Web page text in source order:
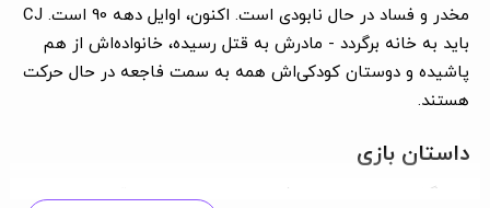
مخدر و فساد در حال نابودی است. اکنون، اوایل دهه 90 است. CJ
باید به خانه برگردد - مادرش به قتل رسیده، خانواده‌اش از هم
پاشیده و دوستان کودکی‌اش همه به سمت فاجعه در حال حرکت
هستند.
داستان بازی
با بازگشت به محله، چند افسر پلیس او را به جرم قتل متهم